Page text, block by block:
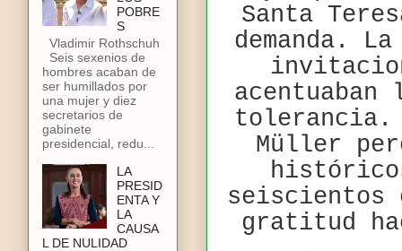
Santa
demanda.
tolerancia.
Müller
seiscientos
gratitud
POBRE
S
Vladimir Rothschuh
Seis sexenios de
hombres acaban de
ser humillados por
una mujer y diez
secretarios de
gabinete
presidencial, redu...
LA
PRESID
ENTA Y
LA
CAUSA
L DE NULIDAD